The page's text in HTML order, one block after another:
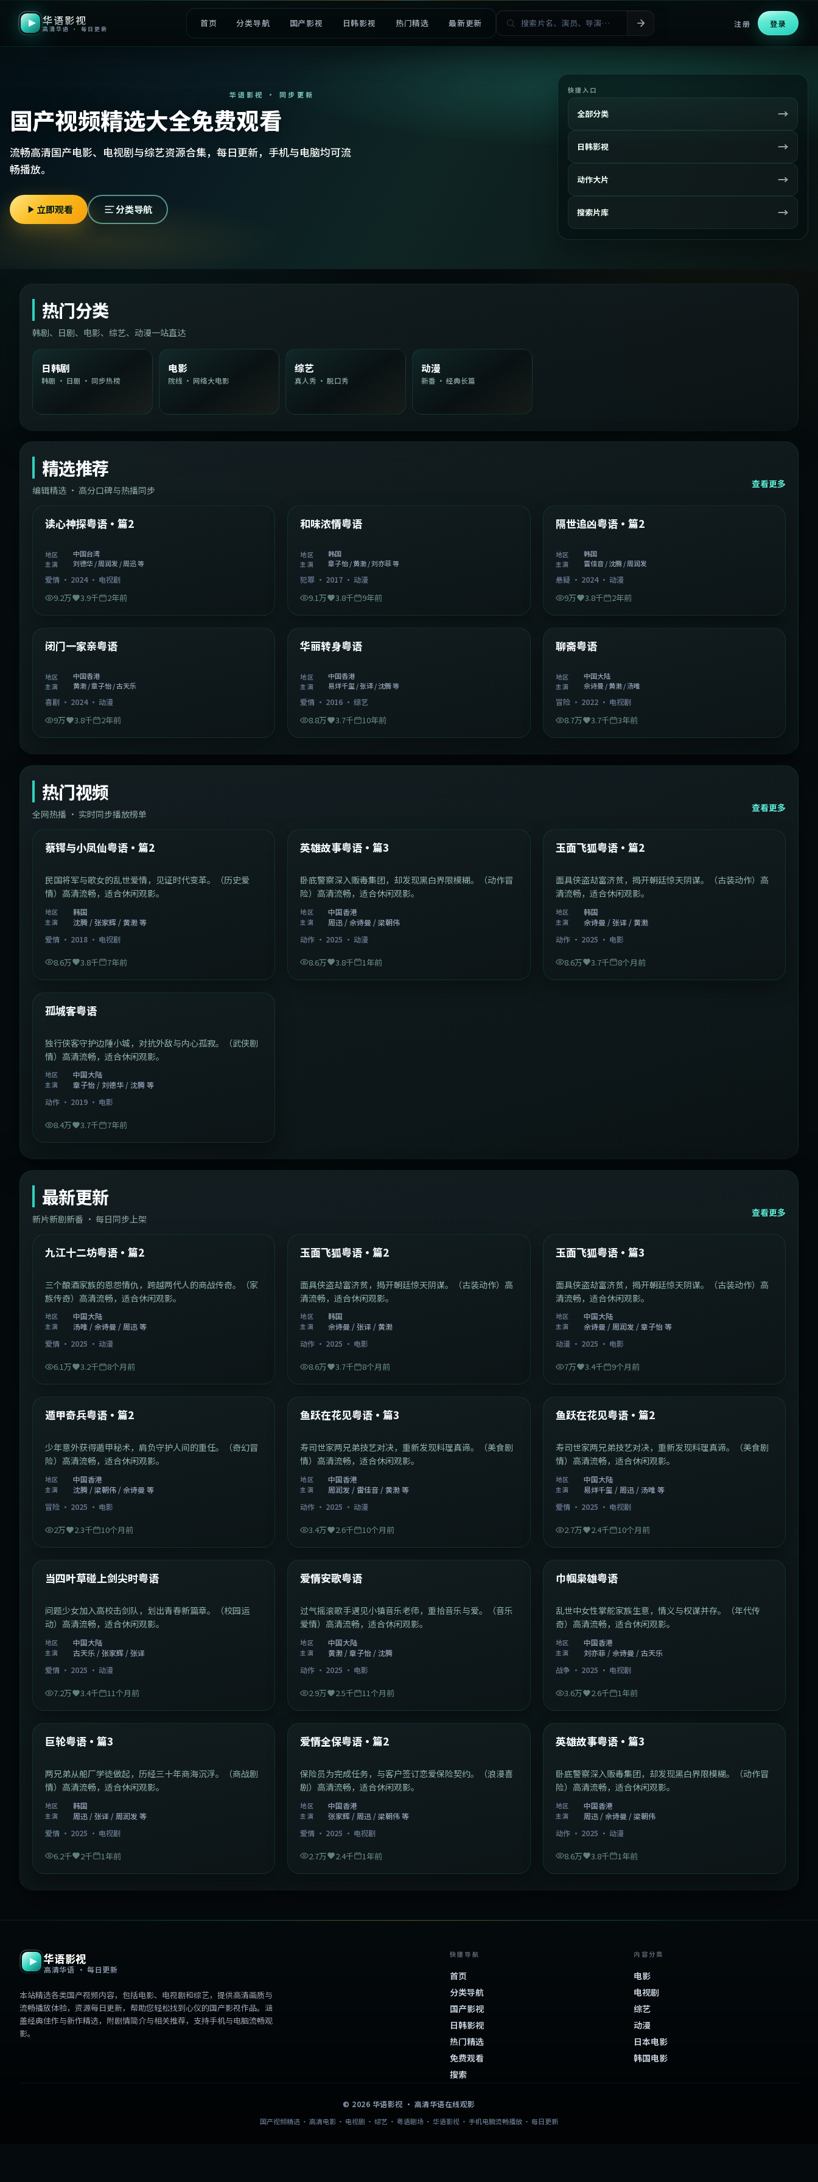
华语影视
高清华语 · 每日更新 首页 分类导航 国产影视 日韩影视 热门精选 最新更新 注册 登录
华语影视 · 同步更新
国产视频精选大全免费观看
流畅高清国产电影、电视剧与综艺资源合集，每日更新，手机与电脑均可流
畅播放。
立即观看 分类导航
快捷入口
全部分类 →
日韩影视 →
动作大片 →
搜索片库 →
热门分类
韩剧、日剧、电影、综艺、动漫一站直达
日韩剧
韩剧 · 日剧 · 同步热榜
电影
院线 · 网络大电影
综艺
真人秀 · 脱口秀
动漫
新番 · 经典长篇
精选推荐
编辑精选 · 高分口碑与热播同步
查看更多
精选
中国台湾
读心神探粤语·篇2
地区 中国台湾
主演 刘德华 / 周润发 / 周迅 等
爱情 · 2024· 电视剧
9.2万 3.9千 2年前
精选
和味浓情粤语
地区 韩国
主演 章子怡 / 黄渤 / 刘亦菲 等
犯罪 · 2017 ·动漫
9.1万 3.8千 9年前
精选
2:05:21
隔世追凶粤语·篇2
地区 韩国
主演 雷佳音 / 沈腾 / 周润发
悬疑· 2024· 动漫
9万 3.8千 2年前
精选
中国香港 1:06:37
闭门一家亲粤语
地区 中国香港
主演 黄渤 / 章子怡 / 古天乐
喜剧 · 2024· 动漫
9万 3.8千 2年前
精选
中国香港 1:27:50
华丽转身粤语
地区 中国香港
主演 易烊千玺 / 张译 / 沈腾 等
爱情 · 2016 ·综艺
8.8万 3.7千 10年前
精选
中国大陆 2:02:43
聊斋粤语
地区 中国大陆
主演 佘诗曼 / 黄渤 / 汤唯
冒险· 2022· 电视剧
8.7万 3.7千 3年前
热门视频
全网热播 · 实时同步播放榜单
查看更多
热门
韩国
蔡锷与小凤仙粤语·篇2
民国将军与歌女的乱世爱情，见证时代变革。（历史爱
情）高清流畅，适合休闲观影。
地区 韩国
主演
沈腾 / 张家辉 / 黄渤 等
爱情 · 2018 · 电视剧
8.6万 3.8千 7年前
热门
英雄故事粤语·篇3
卧底警察深入贩毒集团，却发现黑白界限模糊。（动作冒
险）高清流畅，适合休闲观影。
地区 中国香港
主演
周迅 / 佘诗曼 / 梁朝伟
动作 · 2025 ·动漫
8.6万 3.8千 1年前
热门
2:13:08
玉面飞狐粤语·篇2
面具侠盗劫富济贫，揭开朝廷惊天阴谋。（古装动作）高
清流畅，适合休闲观影。
地区 韩国
主演
佘诗曼 / 张译 / 黄渤
动作· 2025 · 电影
8.6万 3.7千 8个月前
热门
中国大陆
孤城客粤语
独行侠客守护边陲小城，对抗外敌与内心孤寂。（武侠剧
情）高清流畅，适合休闲观影。
地区 中国大陆
主演
章子怡 / 刘德华 / 沈腾 等
动作 · 2019 · 电影
8.4万 3.7千 7年前
最新更新
新片新剧新番 · 每日同步上架
查看更多
最新
中国大陆
九江十二坊粤语·篇2
三个酿酒家族的恩怨情仇，跨越两代人的商战传奇。（家
族传奇）高清流畅，适合休闲观影。
地区 中国大陆
主演
汤唯 / 佘诗曼 / 周迅 等
爱情 · 2025 · 动漫
6.1万 3.2千 8个月前
最新
玉面飞狐粤语·篇2
面具侠盗劫富济贫，揭开朝廷惊天阴谋。（古装动作）高
清流畅，适合休闲观影。
地区 韩国
主演
佘诗曼 / 张译 / 黄渤
动作 · 2025 · 电影
8.6万 3.7千 8个月前
最新
1:07:39
玉面飞狐粤语·篇3
面具侠盗劫富济贫，揭开朝廷惊天阴谋。（古装动作）高
清流畅，适合休闲观影。
地区 中国大陆
主演
佘诗曼 / 周润发 / 章子怡 等
动漫 · 2025 · 电影
7万 3.4千 9个月前
最新
中国香港 1:10:21
遁甲奇兵粤语·篇2
少年意外获得遁甲秘术，肩负守护人间的重任。（奇幻冒
险）高清流畅，适合休闲观影。
地区 中国香港
主演
沈腾 / 梁朝伟 / 佘诗曼 等
冒险 · 2025 · 电影
2万 2.3千 10个月前
最新
中国香港 1:02:40
鱼跃在花见粤语·篇3
寿司世家两兄弟技艺对决，重新发现料理真谛。（美食剧
情）高清流畅，适合休闲观影。
地区 中国香港
主演
周润发 / 雷佳音 / 黄渤 等
动作 · 2025 ·动漫
3.4万 2.6千 10个月前
最新
中国大陆 1:09:53
鱼跃在花见粤语·篇2
寿司世家两兄弟技艺对决，重新发现料理真谛。（美食剧
情）高清流畅，适合休闲观影。
地区 中国大陆
主演
易烊千玺 / 周迅 / 汤唯 等
爱情· 2025 · 电视剧
2.7万 2.4千 10个月前
最新
中国大陆 1:23:05
当四叶草碰上剑尖时粤语
问题少女加入高校击剑队，划出青春新篇章。（校园运
动）高清流畅，适合休闲观影。
地区 中国大陆
主演
古天乐 / 张家辉 / 张译
爱情 · 2025 · 动漫
7.2万 3.4千 11个月前
最新
中国大陆 1:46:58
爱情安歌粤语
过气摇滚歌手遇见小镇音乐老师，重拾音乐与爱。（音乐
爱情）高清流畅，适合休闲观影。
地区 中国大陆
主演
黄渤 / 章子怡 / 沈腾
动作 · 2025 · 电影
2.9万 2.5千 11个月前
最新
中国香港 1:29:59
巾帼枭雄粤语
乱世中女性掌舵家族生意，情义与权谋并存。（年代传
奇）高清流畅，适合休闲观影。
地区 中国香港
主演
刘亦菲 / 佘诗曼 / 古天乐
战争 · 2025 · 电视剧
3.6万 2.6千 1年前
最新
韩国
巨轮粤语·篇3
两兄弟从船厂学徒做起，历经三十年商海沉浮。（商战剧
情）高清流畅，适合休闲观影。
地区 韩国
主演
周迅 / 张译 / 周润发 等
爱情 · 2025 · 电视剧
6.2千 2千 1年前
最新
中国香港
爱情全保粤语·篇2
保险员为完成任务，与客户签订恋爱保险契约。（浪漫喜
剧）高清流畅，适合休闲观影。
地区 中国香港
主演
张家辉 / 周迅 / 梁朝伟 等
爱情 · 2025 · 电视剧
2.7万 2.4千 1年前
最新
中国香港
英雄故事粤语·篇3
卧底警察深入贩毒集团，却发现黑白界限模糊。（动作冒
险）高清流畅，适合休闲观影。
地区 中国香港
主演
周迅 / 佘诗曼 / 梁朝伟
动作· 2025 · 动漫
8.6万 3.8千 1年前
华语影视
高清华语 · 每日更新
本站精选各类国产视频内容，包括电影、电视剧和综艺，提供高清画质与
流畅播放体验，资源每日更新，帮助您轻松找到心仪的国产影视作品。涵
盖经典佳作与新作精选，附剧情简介与相关推荐，支持手机与电脑流畅观
影。
快捷导航
首页
分类导航
国产影视
日韩影视
热门精选
免费观看
搜索
内容分类
电影
电视剧
综艺
动漫
日本电影
韩国电影
© 2026 华语影视 · 高清华语在线观影
国产视频精选 · 高清电影 · 电视剧 · 综艺 · 粤语剧场 · 华语影视 · 手机电脑流畅播放 · 每日更新